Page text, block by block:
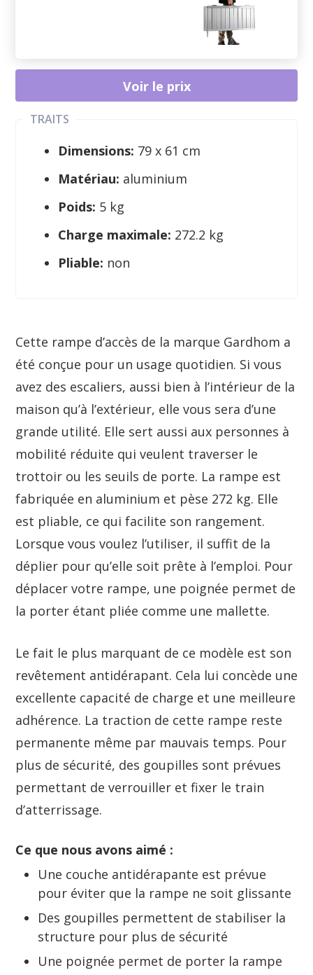
TRAITS
Dimensions: 79 x 61 cm
Matériau: aluminium
Poids: 5 kg
Charge maximale: 272.2 kg
Pliable: non
Voir le prix
Cette rampe d’accès de la marque Gardhom a
été conçue pour un usage quotidien. Si vous
avez des escaliers, aussi bien à l’intérieur de la
maison qu’à l’extérieur, elle vous sera d’une
grande utilité. Elle sert aussi aux personnes à
mobilité réduite qui veulent traverser le
trottoir ou les seuils de porte. La rampe est
fabriquée en aluminium et pèse 272 kg. Elle
est pliable, ce qui facilite son rangement.
Lorsque vous voulez l’utiliser, il suffit de la
déplier pour qu’elle soit prête à l’emploi. Pour
déplacer votre rampe, une poignée permet de
la porter étant pliée comme une mallette.
Le fait le plus marquant de ce modèle est son
revêtement antidérapant. Cela lui concède une
excellente capacité de charge et une meilleure
adhérence. La traction de cette rampe reste
permanente même par mauvais temps. Pour
plus de sécurité, des goupilles sont prévues
permettant de verrouiller et fixer le train
d’atterrissage.
Ce que nous avons aimé :
Une couche antidérapante est prévue
pour éviter que la rampe ne soit glissante
Des goupilles permettent de stabiliser la
structure pour plus de sécurité
Une poignée permet de porter la rampe